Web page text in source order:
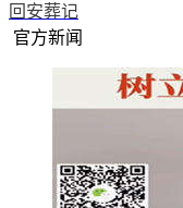
回安葬记
官方新闻